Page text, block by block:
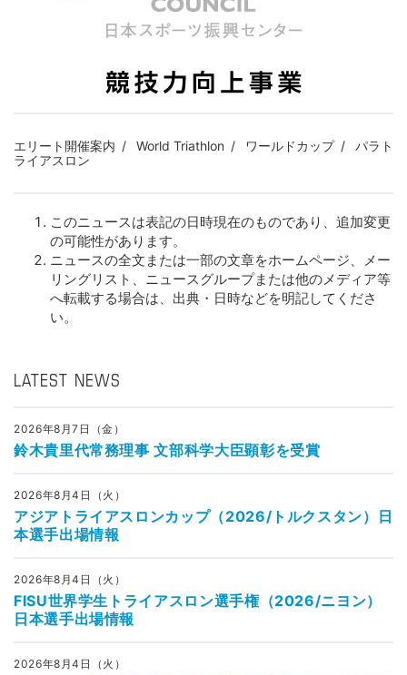
エリート開催案内 World Triathlon ワールドカップ
パラト
ライアスロン
このニュースは表記の日時現在のものであり、追加変更
の可能性があります。
ニュースの全文または一部の文章をホームページ、メー
リングリスト、ニュースグループまたは他のメディア等
へ転載する場合は、出典・日時などを明記してくださ
い。
LATEST NEWS
2026年8月7日（金）
鈴木貴里代常務理事 文部科学大臣顕彰を受賞
2026年8月4日（火）
アジアトライアスロンカップ（2026/トルクスタン）日
本選手出場情報
2026年8月4日（火）
FISU世界学生トライアスロン選手権（2026/ニヨン）
日本選手出場情報
2026年8月4日（火）